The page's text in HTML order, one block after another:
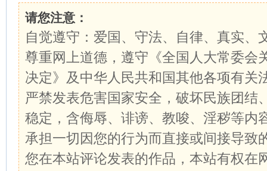
请您注意：
自觉遵守：爱国、守法、自律、真实、
尊重网上道德，遵守《全国人大常委会
决定》及中华人民共和国其他各项有关
严禁发表危害国家安全，破坏民族团结
稳定，含侮辱、诽谤、教唆、淫秽等内
承担一切因您的行为而直接或间接导致
您在本站评论发表的作品，本站有权在